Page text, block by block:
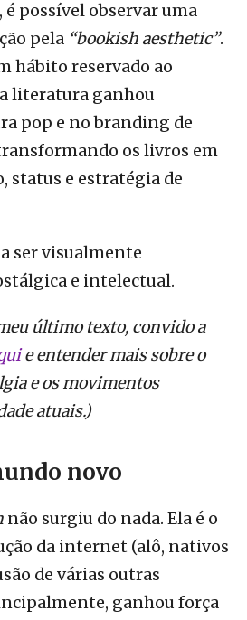
possível observar uma
pela “bookish aesthetic”.
hábito reservado ao
literatura ganhou
pop e no branding de
os livros em
status e estratégia de
ser visualmente
e intelectual.
último texto, convido a
e entender mais sobre o
e os movimentos
atuais.)
novo
não surgiu do nada. Ela é o
da internet (alô, nativos
de várias outras
ganhou força